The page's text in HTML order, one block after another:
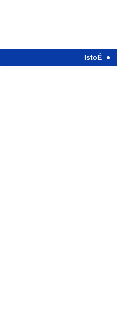
IstoÉ